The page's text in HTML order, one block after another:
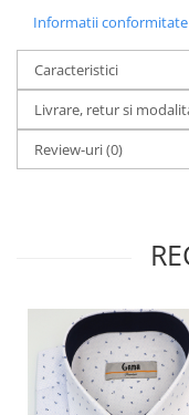
Informatii
Caracteristici
Livrare, retur si
Review-uri(0)